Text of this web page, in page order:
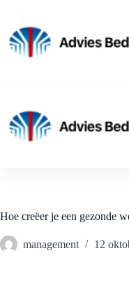
inhoud
Hoe creëer je een gezonde
management 12